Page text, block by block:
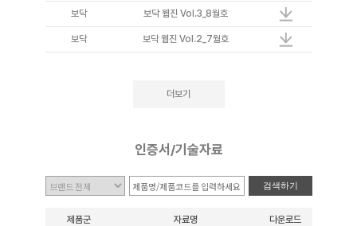
보닥 보닥 웹진 Vol.3_8월호
보닥 보닥 웹진 Vol.2_7월호
더보기
인증서/기술자료
검색하기
제품군 자료명 다운로드